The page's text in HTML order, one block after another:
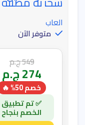
العاب
متوفر الآن
549ج.م
274ج.م
خصم 50% 🔥